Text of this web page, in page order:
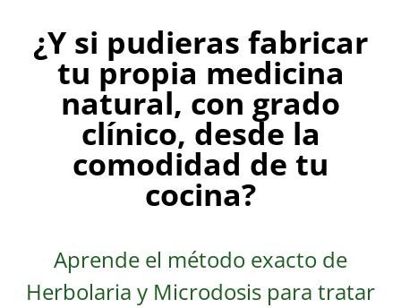
¿Y si pudieras fabricar
tu propia medicina
natural, con grado
clínico, desde la
comodidad de tu
cocina?
Aprende el método exacto de
Herbolaria y Microdosis para tratar